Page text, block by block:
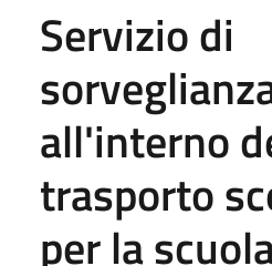
Servizio di
all'interno
trasporto
per la